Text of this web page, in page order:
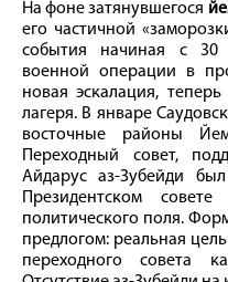
На фоне затянувшегося
его частичной
события начиная с 30
военной операции в
новая эскалация,
лагеря. В январе
восточные районы
Переходный совет,
Айдарус аз-Зубейди
Президентском
политического поля.
предлогом: реальная
переходного совета